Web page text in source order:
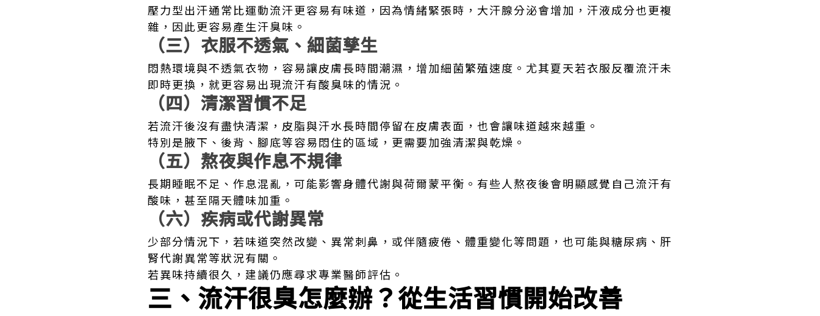
壓力型出汗通常比運動流汗更容易有味道，因為情緒緊張時，大汗腺分泌會增加，汗液成分也更複
雜，因此更容易產生汗臭味。
（三）衣服不透氣、細菌孳生
悶熱環境與不透氣衣物，容易讓皮膚長時間潮濕，增加細菌繁殖速度。尤其夏天若衣服反覆流汗未
即時更換，就更容易出現流汗有酸臭味的情況。
（四）清潔習慣不足
若流汗後沒有盡快清潔，皮脂與汗水長時間停留在皮膚表面，也會讓味道越來越重。
特別是腋下、後背、腳底等容易悶住的區域，更需要加強清潔與乾燥。
（五）熬夜與作息不規律
長期睡眠不足、作息混亂，可能影響身體代謝與荷爾蒙平衡。有些人熬夜後會明顯感覺自己流汗有
酸味，甚至隔天體味加重。
（六）疾病或代謝異常
少部分情況下，若味道突然改變、異常刺鼻，或伴隨疲倦、體重變化等問題，也可能與糖尿病、肝
腎代謝異常等狀況有關。
若異味持續很久，建議仍應尋求專業醫師評估。
三、流汗很臭怎麼辦？從生活習慣開始改善